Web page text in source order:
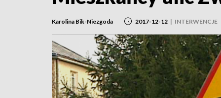
Karolina Bik-Niezgoda 2017-12-12 | INTERWENCJE